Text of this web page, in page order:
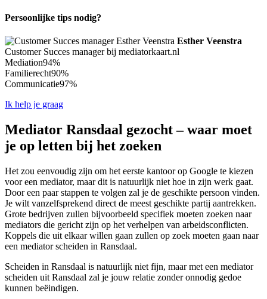
Persoonlijke tips nodig?
Esther Veenstra
Customer Succes manager bij mediatorkaart.nl
Mediation94%
Familierecht90%
Communicatie97%
Ik help je graag
Mediator Ransdaal gezocht – waar moet
je op letten bij het zoeken
Het zou eenvoudig zijn om het eerste kantoor op Google te kiezen
voor een mediator, maar dit is natuurlijk niet hoe in zijn werk gaat.
Door een paar stappen te volgen zal je de geschikte persoon vinden.
Je wilt vanzelfsprekend direct de meest geschikte partij aantrekken.
Grote bedrijven zullen bijvoorbeeld specifiek moeten zoeken naar
mediators die gericht zijn op het verhelpen van arbeidsconflicten.
Koppels die uit elkaar willen gaan zullen op zoek moeten gaan naar
een mediator scheiden in Ransdaal.
Scheiden in Ransdaal is natuurlijk niet fijn, maar met een mediator
scheiden uit Ransdaal zal je jouw relatie zonder onnodig gedoe
kunnen beëindigen.